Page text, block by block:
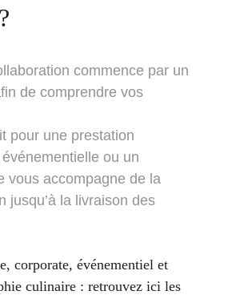
corporate, événementiel et
culinaire : retrouvez ici les
commence par un
de comprendre vos
pour une prestation
ou un
vous accompagne de la
jusqu’à la livraison des